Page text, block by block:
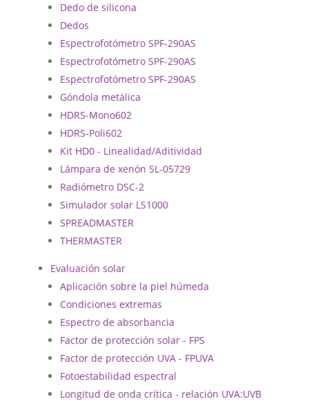
Dedo de silicona
Dedos
Espectrofotómetro SPF-290AS
Espectrofotómetro SPF-290AS
Espectrofotómetro SPF-290AS
Góndola metálica
HDRS-Mono602
HDRS-Poli602
Kit HD0 - Linealidad/Aditividad
Lámpara de xenón SL-05729
Radiómetro DSC-2
Simulador solar LS1000
SPREADMASTER
THERMASTER
Evaluación solar
Aplicación sobre la piel húmeda
Condiciones extremas
Espectro de absorbancia
Factor de protección solar - FPS
Factor de protección UVA - FPUVA
Fotoestabilidad espectral
Longitud de onda crítica - relación UVA:UVB